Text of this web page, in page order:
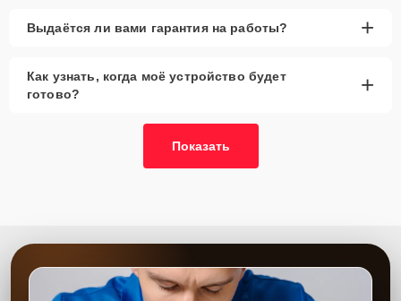
Выдаётся ли вами гарантия на работы? +
Как узнать, когда моё устройство будет
готово?
+
Показать